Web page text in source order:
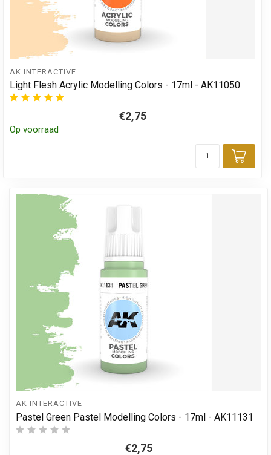
AK INTERACTIVE
Light Flesh Acrylic Modelling Colors - 17ml - AK11050
€2,75
Op voorraad
AK INTERACTIVE
Pastel Green Pastel Modelling Colors - 17ml - AK11131
€2,75